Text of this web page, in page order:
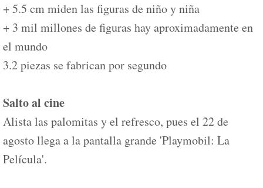
+ 5.5 cm miden las figuras de niño y niña
+ 3 mil millones de figuras hay aproximadamente en
el mundo
3.2 piezas se fabrican por segundo
Salto al cine
Alista las palomitas y el refresco, pues el 22 de
agosto llega a la pantalla grande 'Playmobil: La
Película'.